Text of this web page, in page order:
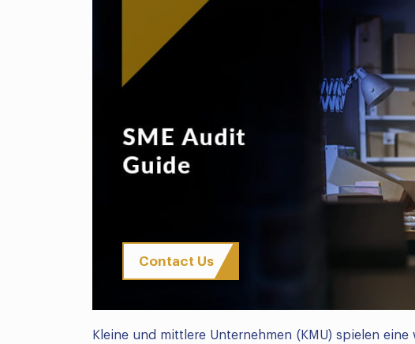
Contact Us
Kleine und mittlere Unternehmen (KMU) spielen